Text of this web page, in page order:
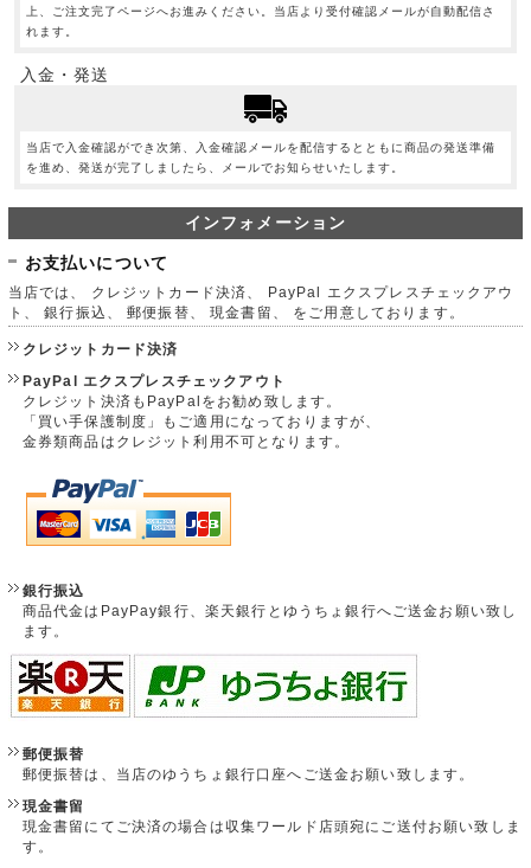
上、ご注文完了ページへお進みください。当店より受付確認メールが自動配信さ
れます。
入金・発送
当店で入金確認ができ次第、入金確認メールを配信するとともに商品の発送準備
を進め、発送が完了しましたら、メールでお知らせいたします。
インフォメーション
お支払いについて
当店では、 クレジットカード決済、 PayPal エクスプレスチェックアウ
ト、 銀行振込、 郵便振替、 現金書留、 をご用意しております。
クレジットカード決済
PayPal エクスプレスチェックアウト
クレジット決済もPayPalをお勧め致します。
「買い手保護制度」もご適用になっておりますが、
金券類商品はクレジット利用不可となります。
銀行振込
商品代金はPayPay銀行、楽天銀行とゆうちょ銀行へご送金お願い致し
ます。
郵便振替
郵便振替は、当店のゆうちょ銀行口座へご送金お願い致します。
現金書留
現金書留にてご決済の場合は収集ワールド店頭宛にご送付お願い致しま
す。